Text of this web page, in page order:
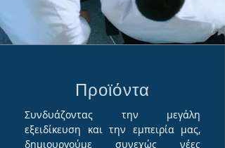
Προϊόντα
Συνδυάζοντας την μεγάλη
εξειδίκευση και την εμπειρία μας,
δημιουργούμε συνεχώς νέες